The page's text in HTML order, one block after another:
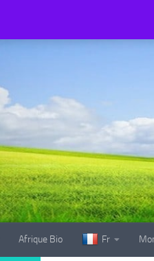
Mon
Afrique Bio Fr